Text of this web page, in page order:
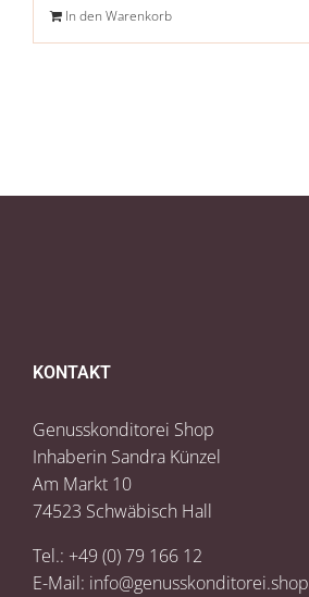
In den Warenkorb
KONTAKT
Genusskonditorei Shop
Inhaberin Sandra Künzel
Am Markt 10
74523 Schwäbisch Hall
Tel.: +49 (0) 79 166 12
E-Mail: info@genusskonditorei.shop